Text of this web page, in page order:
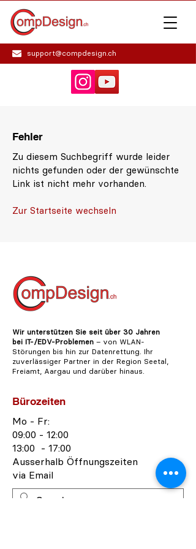
support@compdesign.ch
Fehler
Zu diesem Suchbegriff wurde leider
nichts gefunden oder der gewünschte
Link ist nicht mehr vorhanden.
Zur Startseite wechseln
Wir unterstützen Sie seit über 30 Jahren
bei IT-/EDV-Problemen – von WLAN-
Störungen bis hin zur Datenrettung. Ihr
zuverlässiger Partner in der Region Seetal,
Freiamt, Aargau und darüber hinaus.
Bürozeiten
Mo - Fr:
09:00 - 12:00
13:00 - 17:00
Ausserhalb Öffnungszeiten
via Email